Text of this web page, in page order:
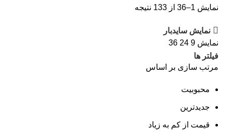
نمایش 1–36 از 133 نتیجه
نمایش سایدبار
نمایش 9
24
36
فیلتر ها
مرتب سازی بر اساس
محبوبیت
جدیدترین
قیمت از کم به زیاد